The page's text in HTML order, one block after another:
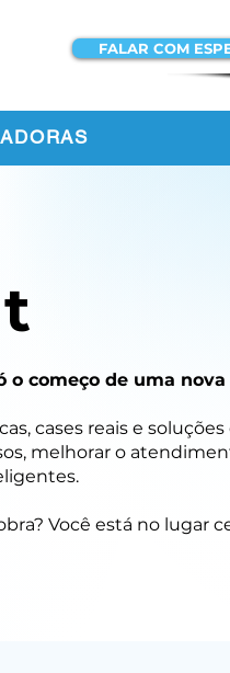
FALAR COM
o começo de uma nova
cases reais e soluções
melhorar o
Você está no lugar